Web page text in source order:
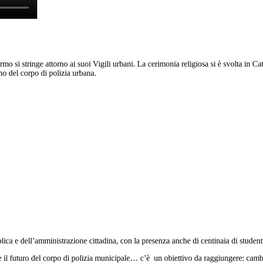
si stringe attorno ai suoi Vigili urbani. La cerimonia religiosa si è svolta in
del corpo di polizia urbana.
e dell’amministrazione cittadina, con la presenza anche di centinaia di
il futuro del corpo di polizia municipale… c’è un obiettivo da raggiungere: